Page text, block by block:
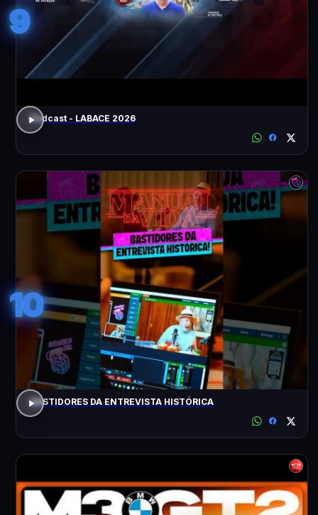
9
Podcast - LABACE 2026
10
BASTIDORES DA ENTREVISTA HISTÓRICA